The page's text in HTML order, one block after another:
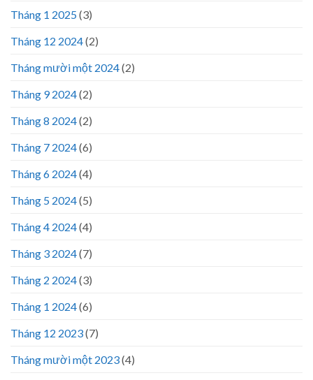
Tháng 1 2025(3)
Tháng 12 2024(2)
Tháng mười một 2024(2)
Tháng 9 2024(2)
Tháng 8 2024(2)
Tháng 7 2024(6)
Tháng 6 2024(4)
Tháng 5 2024(5)
Tháng 4 2024(4)
Tháng 3 2024(7)
Tháng 2 2024(3)
Tháng 1 2024(6)
Tháng 12 2023(7)
Tháng mười một 2023(4)